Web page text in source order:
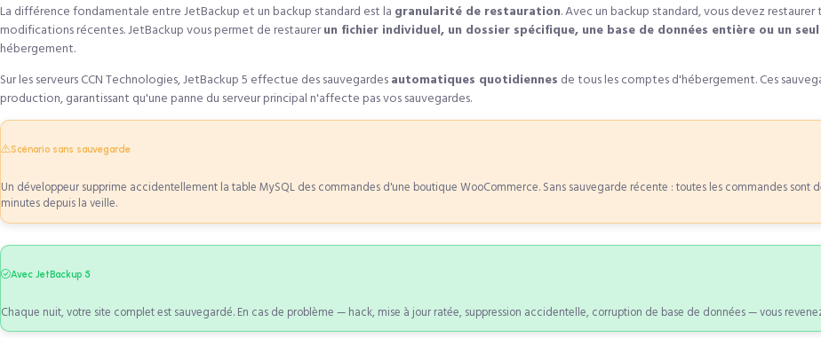
La différence fondamentale entre JetBackup et un backup standard est la granularité de restauration. Avec un backup standard, vous devez
modifications récentes. JetBackup vous permet de restaurerun fichier individuel, un dossier spécifique, une base de données entière ou un
hébergement.
Sur les serveurs CCN Technologies, JetBackup 5 effectue des sauvegardesautomatiques quotidiennes de tous les comptes d'hébergement. Ces
production, garantissant qu'une panne du serveur principal n'affecte pas vos sauvegardes.
Scénario sans sauvegarde
Un développeur supprime accidentellement la table MySQL des commandes d'une boutique WooCommerce. Sans sauvegarde récente : toutes les commandes
minutes depuis la veille.
Avec JetBackup 5
Chaque nuit, votre site complet est sauvegardé. En cas de problème — hack, mise à jour ratée, suppression accidentelle, corruption de base de données — vous